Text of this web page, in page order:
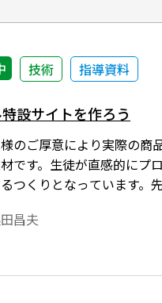
技術 指導資料
設サイトを作ろう
のご厚意により実際の
です。生徒が直感的に
つくりとなっています。
昌夫